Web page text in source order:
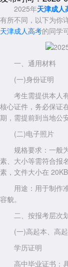
2025年天津成人
有所不同，以下为你
天津成人高考的同学
一、通用材料
(一)身份证明
考生需提供本人有
核心证件，务必保证
期，需提前到当地公
(二)电子照片
规格要求：一般为
素、大小等需符合报
素，文件大小在
用途：用于制作准
容貌。
二、按报考层次
(一)高起本、高
学历证明
高中毕业证书：具